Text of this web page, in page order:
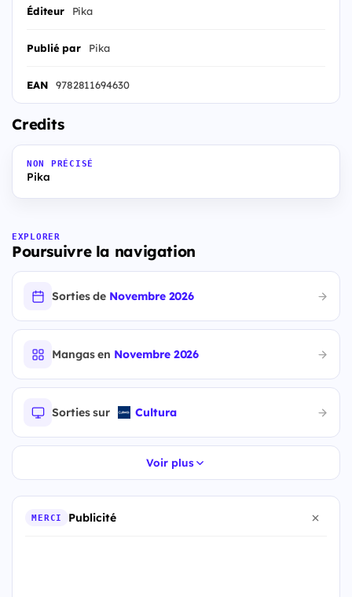
Éditeur Pika
Publié par Pika
EAN 9782811694630
Credits
NON PRÉCISÉ
Pika
EXPLORER
Poursuivre la navigation
Sorties de Novembre 2026
Mangas en Novembre 2026
Sorties sur Cultura
Voir plus
MERCI Publicité